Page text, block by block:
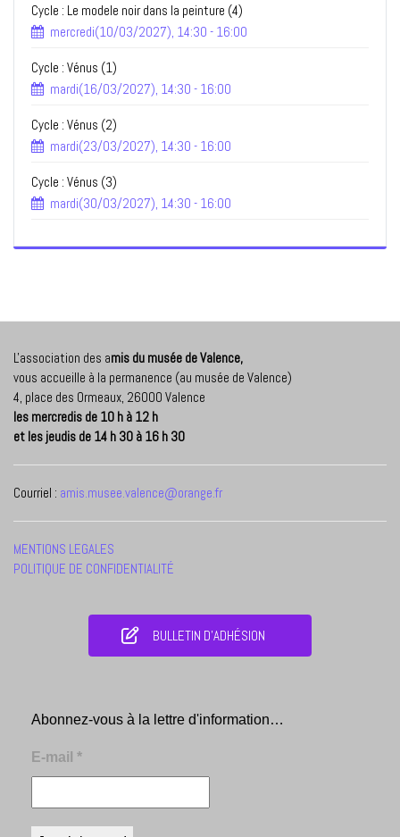
Cycle : Le modele noir dans la peinture (4)
mercredi(10/03/2027), 14:30 - 16:00
Cycle : Vénus (1)
mardi(16/03/2027), 14:30 - 16:00
Cycle : Vénus (2)
mardi(23/03/2027), 14:30 - 16:00
Cycle : Vénus (3)
mardi(30/03/2027), 14:30 - 16:00
L'association des amis du musée de Valence,
vous accueille à la permanence (au musée de Valence)
4, place des Ormeaux, 26000 Valence
les mercredis de 10 h à 12 h
et les jeudis de 14 h 30 à 16 h 30
Courriel : amis.musee.valence@orange.fr
MENTIONS LEGALES
POLITIQUE DE CONFIDENTIALITÉ
BULLETIN D'ADHÉSION
Abonnez-vous à la lettre d'information…
E-mail *